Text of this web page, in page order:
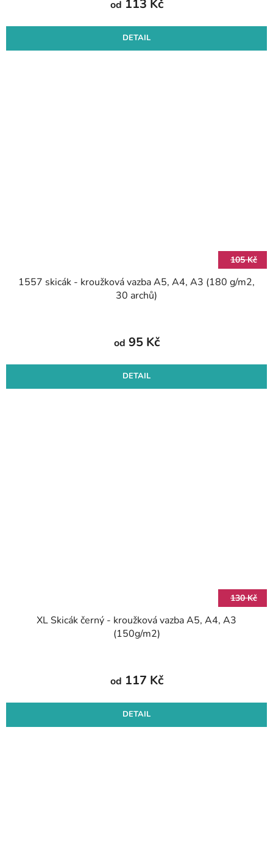
od 113 Kč
DETAIL
105 Kč
1557 skicák - kroužková vazba A5, A4, A3 (180 g/m2,
30 archů)
od 95 Kč
DETAIL
130 Kč
XL Skicák černý - kroužková vazba A5, A4, A3
(150g/m2)
od 117 Kč
DETAIL